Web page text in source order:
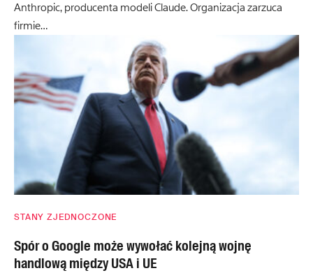
Anthropic, producenta modeli Claude. Organizacja zarzuca
firmie…
STANY ZJEDNOCZONE
Spór o Google może wywołać kolejną wojnę
handlową między USA i UE